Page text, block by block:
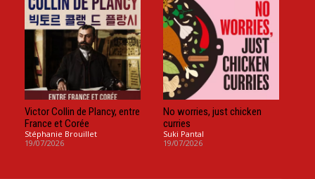
Victor Collin de Plancy, entre
France et Corée
Stéphanie Brouillet
19/07/2026
No worries, just chicken
curries
Suki Pantal
19/07/2026